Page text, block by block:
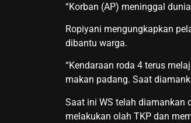
“Korban (AP) meninggal
Ropiyani mengungkapkan
dibantu warga.
“Kendaraan roda 4 terus
makan padang. Saat
Saat ini WS telah diamankan
melakukan olah TKP dan